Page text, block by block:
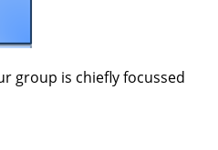
group is chiefly focussed